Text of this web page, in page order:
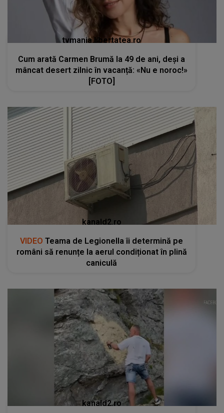
tvmania.libertatea.ro
Cum arată Carmen Brumă la 49 de ani, deși a
mâncat desert zilnic în vacanță: «Nu e noroc!»
[FOTO]
kanald2.ro
VIDEO Teama de Legionella îi determină pe
români să renunțe la aerul condiționat în plină
caniculă
kanald2.ro